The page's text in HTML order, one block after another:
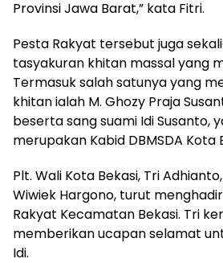
Provinsi Jawa Barat,” kata Fitri.
Pesta Rakyat tersebut juga
tasyakuran khitan massal yang
Termasuk salah satunya yang
khitan ialah M. Ghozy Praja
beserta sang suami Idi Susanto,
merupakan Kabid DBMSDA Kota
Plt. Wali Kota Bekasi, Tri
Wiwiek Hargono, turut
Rakyat Kecamatan Bekasi. Tri
memberikan ucapan selamat
Idi.